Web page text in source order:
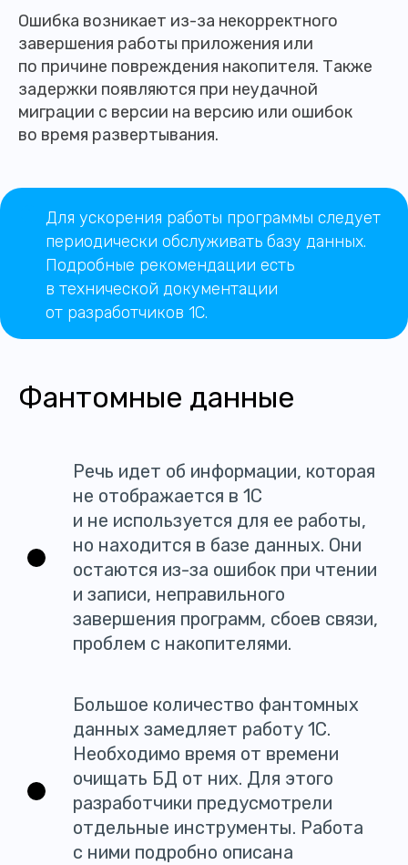
Ошибка возникает из-за некорректного
завершения работы приложения или
по причине повреждения накопителя. Также
задержки появляются при неудачной
миграции с версии на версию или ошибок
во время развертывания.
Для ускорения работы программы следует
периодически обслуживать базу данных.
Подробные рекомендации есть
в технической документации
от разработчиков 1С.
Фантомные данные
Речь идет об информации, которая
не отображается в 1С
и не используется для ее работы,
но находится в базе данных. Они
остаются из-за ошибок при чтении
и записи, неправильного
завершения программ, сбоев связи,
проблем с накопителями.
Большое количество фантомных
данных замедляет работу 1С.
Необходимо время от времени
очищать БД от них. Для этого
разработчики предусмотрели
отдельные инструменты. Работа
с ними подробно описана